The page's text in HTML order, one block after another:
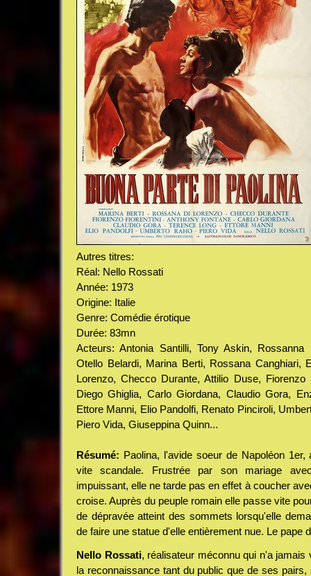
Autres titres:
Réal: Nello Rossati
Année: 1973
Origine: Italie
Genre: Comédie érotique
Durée: 83mn
Acteurs: Antonia Santilli, Tony Askin, Rossanna
Otello Belardi, Marina Berti, Rossana Canghiari,
Lorenzo, Checco Durante, Attilio Duse, Fiorenzo
Diego Ghiglia, Carlo Giordana, Claudio Gora,
Ettore Manni, Elio Pandolfi, Renato Pinciroli,
Piero Vida, Giuseppina Quinn...
Résumé: Paolina, l'avide soeur de Napoléon
vite scandale. Frustrée par son mariage
impuissant, elle ne tarde pas en effet à coucher
croise. Auprès du peuple romain elle passe vite
de dépravée atteint des sommets lorsqu'elle
de faire une statue d'elle entièrement nue. Le pape
Nello Rossati, réalisateur méconnu qui n'a
la reconnaissance tant du public que de ses